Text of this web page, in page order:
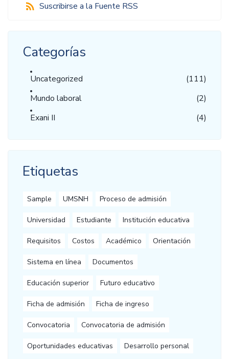
Suscribirse a la Fuente RSS
Categorías
Uncategorized
(111)
Mundo laboral
(2)
Exani II
(4)
Etiquetas
Sample UMSNH Proceso de admisión
Universidad Estudiante Institución educativa
Requisitos Costos Académico Orientación
Sistema en línea Documentos
Educación superior Futuro educativo
Ficha de admisión Ficha de ingreso
Convocatoria Convocatoria de admisión
Oportunidades educativas Desarrollo personal